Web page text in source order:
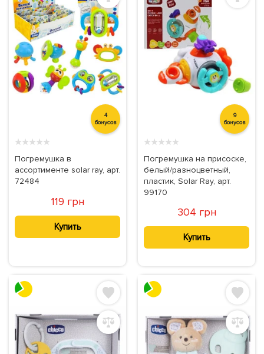
4
бонусов
★★★★★
Погремушка в
ассортименте solar ray, арт.
72484
119 грн
Купить
9
бонусов
★★★★★
Погремушка на присоске,
белый/разноцветный,
пластик, Solar Ray, арт.
99170
304 грн
Купить